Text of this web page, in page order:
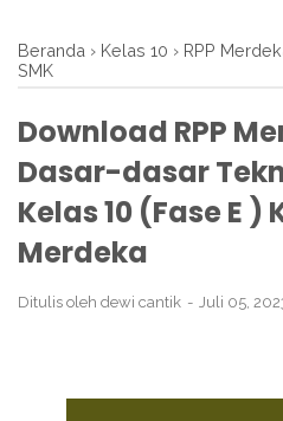
Beranda › Kelas 10 › RPP
SMK
Download RPP
Dasar-dasar
Kelas 10 (Fase E
Merdeka
Ditulis oleh dewi cantik Juli 05,